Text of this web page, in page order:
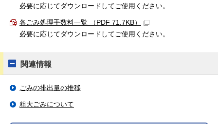
必要に応じてダウンロードしてご使用ください。
各ごみ処理手数料一覧 （PDF 71.7KB）
必要に応じてダウンロードしてご使用ください。
関連情報
ごみの排出量の推移
粗大ごみについて